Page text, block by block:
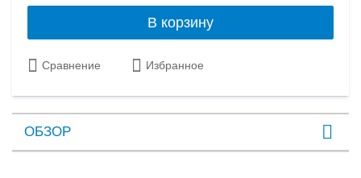
В корзину
Сравнение Избранное
ОБЗОР